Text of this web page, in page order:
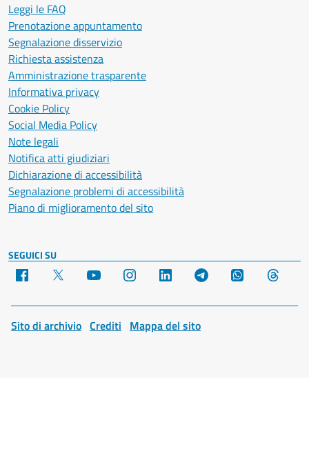
Leggi le FAQ
Prenotazione appuntamento
Segnalazione disservizio
Richiesta assistenza
Amministrazione trasparente
Informativa privacy
Cookie Policy
Social Media Policy
Note legali
Notifica atti giudiziari
Dichiarazione di accessibilità
Segnalazione problemi di accessibilità
Piano di miglioramento del sito
SEGUICI SU
Facebook YouTube Instagram LinkedIn Telegram WhatsApp
Sito di archivio Crediti Mappa del sito